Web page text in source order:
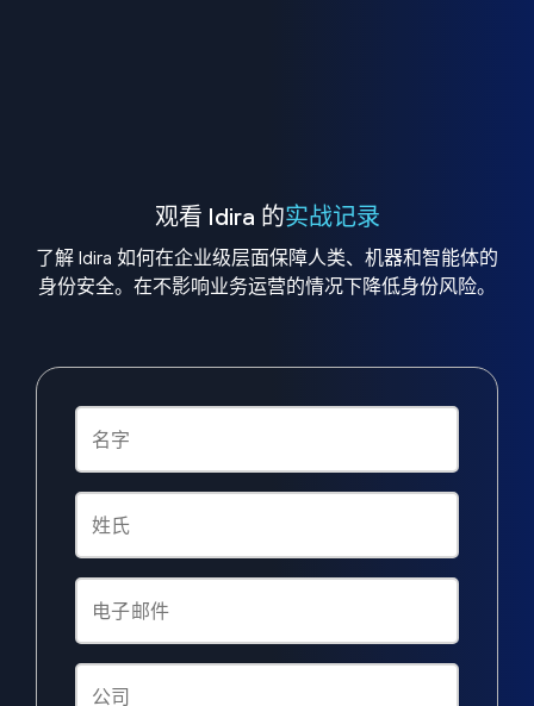
观看 Idira 的实战记录
了解 Idira 如何在企业级层面保障人类、机器和智能体的
身份安全。在不影响业务运营的情况下降低身份风险。